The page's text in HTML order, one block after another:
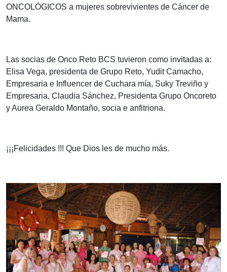
ONCOLÓGICOS a mujeres sobrevivientes de Cáncer de
Mama.
Las socias de Onco Reto BCS tuvieron como invitadas a:
Elisa Vega, presidenta de Grupo Reto, Yudit Camacho,
Empresaria e Influencer de Cuchara mía, Suky Treviño y
Empresaria, Claudia Sánchez, Presidenta Grupo Oncoreto
y Aurea Geraldo Montaño, socia e anfitriona.
¡¡¡Felicidades !!! Que Dios les de mucho más.